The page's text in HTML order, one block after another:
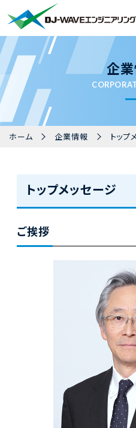
企
ホーム 企業情報 トップ
トップメッセージ
ご挨拶